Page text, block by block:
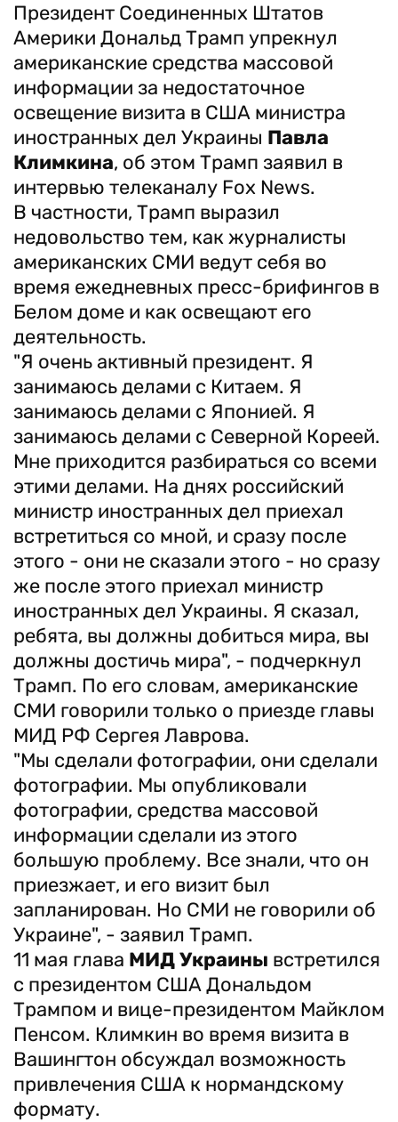
Президент Соединенных Штатов
Америки Дональд Трамп упрекнул
американские средства массовой
информации за недостаточное
освещение визита в США министра
иностранных дел Украины Павла
Климкина, об этом Трамп заявил в
интервью телеканалу Fox News.
В частности, Трамп выразил
недовольство тем, как журналисты
американских СМИ ведут себя во
время ежедневных пресс-брифингов в
Белом доме и как освещают его
деятельность.
"Я очень активный президент. Я
занимаюсь делами с Китаем. Я
занимаюсь делами с Японией. Я
занимаюсь делами с Северной Кореей.
Мне приходится разбираться со всеми
этими делами. На днях российский
министр иностранных дел приехал
встретиться со мной, и сразу после
этого - они не сказали этого - но сразу
же после этого приехал министр
иностранных дел Украины. Я сказал,
ребята, вы должны добиться мира, вы
должны достичь мира", - подчеркнул
Трамп. По его словам, американские
СМИ говорили только о приезде главы
МИД РФ Сергея Лаврова.
"Мы сделали фотографии, они сделали
фотографии. Мы опубликовали
фотографии, средства массовой
информации сделали из этого
большую проблему. Все знали, что он
приезжает, и его визит был
запланирован. Но СМИ не говорили об
Украине", - заявил Трамп.
11 мая глава МИД Украины встретился
с президентом США Дональдом
Трампом и вице-президентом Майклом
Пенсом. Климкин во время визита в
Вашингтон обсуждал возможность
привлечения США к нормандскому
формату.